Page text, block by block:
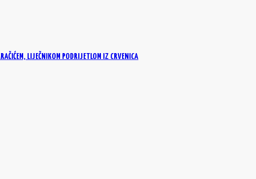
LIJEČNIKOM PODRIJETLOM IZ CRVENICA